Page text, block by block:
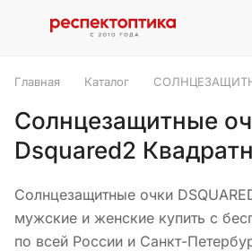
Главная Каталог
Солнцезащитные
Dsquared2
Солнцезащитные очки
мужские и женские купить с
по всей России и Санкт-